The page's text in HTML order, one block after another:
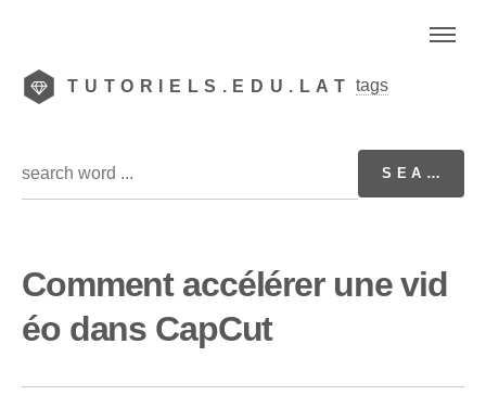
TUTORIELS.EDU.LAT tags
Comment accélérer une vid
éo dans CapCut